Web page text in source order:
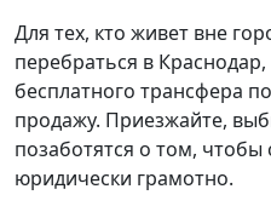
Для тех, кто живет вне
перебраться в
бесплатного трансфера
продажу. Приезжайте,
позаботятся о том,
юридически грамотно.